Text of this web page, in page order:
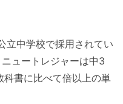
立中学校で採用されてい
ュートレジャーは中3
書に比べて倍以上の単